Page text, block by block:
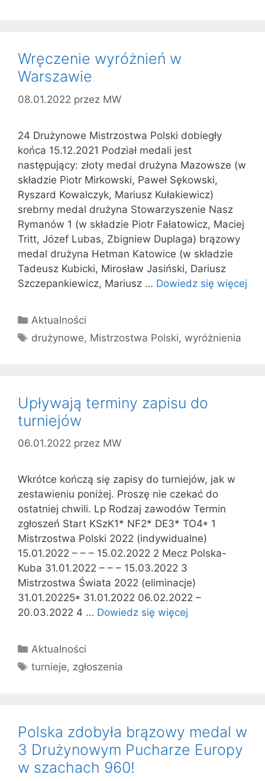
Wręczenie wyróżnień w
Warszawie
08.01.2022 przez MW
24 Drużynowe Mistrzostwa Polski dobiegły
końca 15.12.2021 Podział medali jest
następujący: złoty medal drużyna Mazowsze (w
składzie Piotr Mirkowski, Paweł Sękowski,
Ryszard Kowalczyk, Mariusz Kułakiewicz)
srebrny medal drużyna Stowarzyszenie Nasz
Rymanów 1 (w składzie Piotr Fałatowicz, Maciej
Tritt, Józef Lubas, Zbigniew Duplaga) brązowy
medal drużyna Hetman Katowice (w składzie
Tadeusz Kubicki, Mirosław Jasiński, Dariusz
Szczepankiewicz, Mariusz … Dowiedz się więcej
Kategorie
Aktualności
Tagi
drużynowe, Mistrzostwa Polski,wyróżnienia
Upływają terminy zapisu do
turniejów
06.01.2022 przez MW
Wkrótce kończą się zapisy do turniejów, jak w
zestawieniu poniżej. Proszę nie czekać do
ostatniej chwili. Lp Rodzaj zawodów Termin
zgłoszeń Start KSzK1* NF2* DE3* TO4* 1
Mistrzostwa Polski 2022 (indywidualne)
15.01.2022 – – – 15.02.2022 2 Mecz Polska-
Kuba 31.01.2022 – – – 15.03.2022 3
Mistrzostwa Świata 2022 (eliminacje)
31.01.20225* 31.01.2022 06.02.2022 –
20.03.2022 4 … Dowiedz się więcej
Kategorie
Aktualności
Tagi
turnieje, zgłoszenia
Polska zdobyła brązowy medal w
3 Drużynowym Pucharze Europy
w szachach 960!